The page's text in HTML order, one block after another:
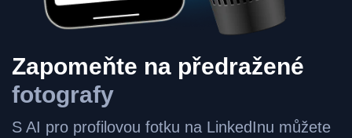
Zapomeňte na předražené
fotografy
S AI pro profilovou fotku na LinkedInu můžete